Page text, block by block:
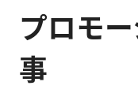
プロモ
事